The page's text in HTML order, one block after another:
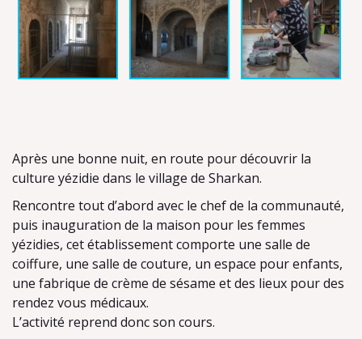
Après une bonne nuit, en route pour découvrir la
culture yézidie dans le village de Sharkan.
Rencontre tout d’abord avec le chef de la communauté,
puis inauguration de la maison pour les femmes
yézidies, cet établissement comporte une salle de
coiffure, une salle de couture, un espace pour enfants,
une fabrique de crème de sésame et des lieux pour des
rendez vous médicaux.
L’activité reprend donc son cours.